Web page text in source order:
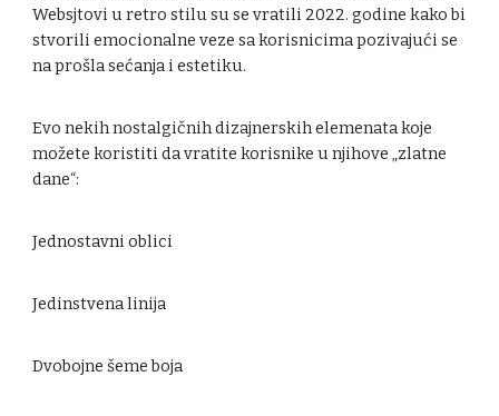
Websjtovi u retro stilu su se vratili 2022. godine kako bi
stvorili emocionalne veze sa korisnicima pozivajući se
na prošla sećanja i estetiku.
Evo nekih nostalgičnih dizajnerskih elemenata koje
možete koristiti da vratite korisnike u njihove „zlatne
dane“:
Jednostavni oblici
Jedinstvena linija
Dvobojne šeme boja